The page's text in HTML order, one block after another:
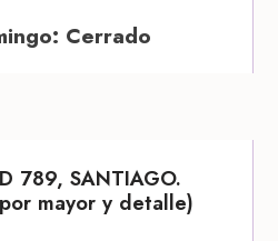
Cerrado
789, SANTIAGO.
mayor y detalle)